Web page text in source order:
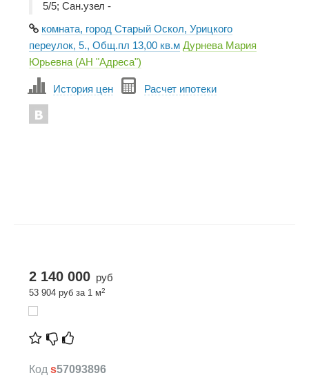
5/5; Сан.узел -
комната, город Старый Оскол, Урицкого
переулок, 5., Общ.пл 13,00 кв.м Дурнева Мария
Юрьевна (АН "Адреса")
История цен Расчет ипотеки
2 140 000 руб
53 904 руб за 1 м2
Код s57093896